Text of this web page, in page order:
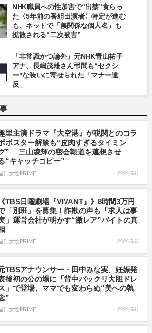
NHK職員への性加害で“出禁”食らっ
た〈5年前の番組出演者〉特定が進む
も、ネットで「無関係な個人名」も
拡散される“二次被害”
「非常識かつ論外」元NHK青山祐子
アナ、長嶋茂雄さん弔問も“セクシ
ー”な装いに寄せられた「マナー違
反」
里主演ドラマ『大空港』が税関とのコラ
ポスター解禁も“皮肉すぎるタイミン
”… 三山凌輝の密会報道を連想させ
“キャッチコピー”
刊女性PRIME 2026/8/6
《TBS日曜劇場『VIVANT』》8時間3万円
「別班」を募集！詐欺の声も「求人は事
」運営会社が明かす“激レア”バイトの真
刊女性PRIME 2026/8/6
TBSアナウンサー・田中みな実、妊娠発
後初の公の場に「背中パックリ大胆ドレ
」で登場、ママでも変わらぬ“美への執
”
刊女性PRIME 2026/8/6